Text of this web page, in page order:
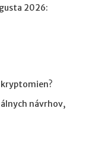
2026:
návrhov,